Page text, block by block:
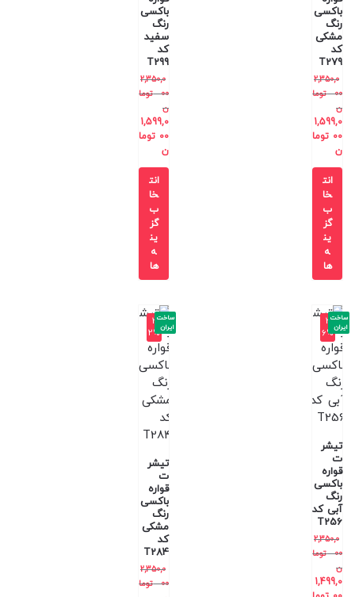
باکسی
رنگ
مشکی
کد
T279
2,350,0
00
توما
ن
1,599,0
00 توما
ن
انت
خا
ب
گز
ین
ه
ها
باکسی
رنگ
سفید
کد
T299
2,350,0
00
توما
ن
1,599,0
00 توما
ن
انت
خا
ب
گز
ین
ه
ها
-3
6%
تیشر
ت
قواره
باکسی
رنگ
آبی کد
T256
2,350,0
00
توما
ن
1,499,0
ساخت
ایران
-3
2%
تیشر
ت
قواره
باکسی
رنگ
مشکی
کد
T284
2,350,0
00
توما
ساخت
ایران